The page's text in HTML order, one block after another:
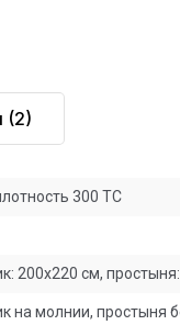
(2)
300 ТС
200х220 см,
на молнии, простыня